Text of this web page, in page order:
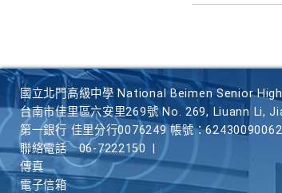
國立北門高級中學 National Beimen Senior
台南市佳里區六安里269號 No. 269, Liuann Li,
第一銀行 佳里分行0076249 帳號：
聯絡電話
06-7222150
傳真
電子信箱